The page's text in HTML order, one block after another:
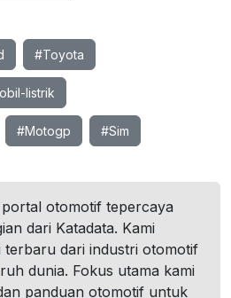
#Toyota
listrik
#Motogp #Sim
portal otomotif tepercaya
dari Katadata. Kami
terbaru dari industri otomotif
dunia. Fokus utama kami
panduan otomotif untuk